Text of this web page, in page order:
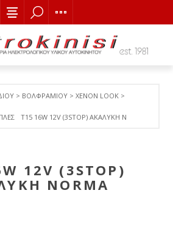
> ΒΟΛΦΡΑΜΙΟY > ΧΕΝΟΝ LOOK >
T15 16W 12V (3STOP) ΑΚΑΛΥΚΗ NORMA
12V (3STOP)
NORMA